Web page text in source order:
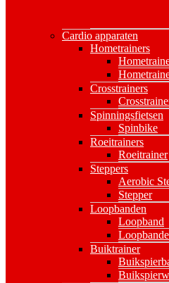
Cardio apparaten
Hometrainers
Crosstrainers
Spinningsfietsen
Spinbike
Roeitrainers
Roeitrainer
Steppers
Aerobic
Stepper
Loopbanden
Loopband
Buiktrainer